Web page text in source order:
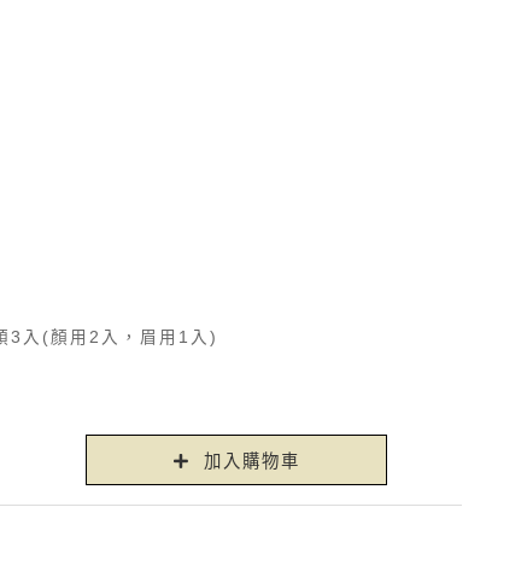
3入(顏用2入，眉用1入)
加入購物車